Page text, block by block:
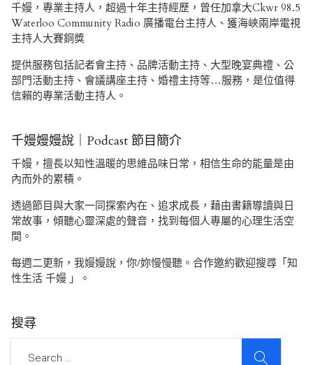
千嫚，專業主持人，超過十年主持經歷，曾任加拿大Ckwr 98.5
Waterloo Community Radio 廣播電台主持人、獲海峽兩岸電視
主持人大賽銅獎
提供服務包括記者會主持、品牌活動主持、大型晚宴典禮、公
部門活動主持、會議講座主持、婚禮主持等…服務，是位值得
信賴的專業活動主持人。
千嫚嫚嫚說｜Podcast 節目簡介
千嫚，擅長以知性溫暖的思維品味日常，相信生命的能量是由
內而外的累積。
透過節目與大家一同探索內在、追求成長，藉由書籍導讀與日
常故事，傾聽心靈深處的聲音，找到每個人專屬的心理生活空
間。
每週二更新，我嫚嫚說，你/妳慢慢聽。合作邀約歡迎搜尋「知
性生活 千嫚 」。
搜尋